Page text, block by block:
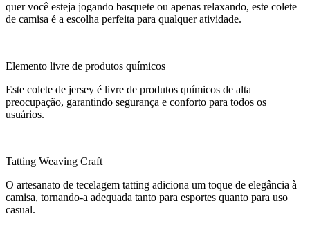
quer você esteja jogando basquete ou apenas relaxando, este colete
de camisa é a escolha perfeita para qualquer atividade.
Elemento livre de produtos químicos
Este colete de jersey é livre de produtos químicos de alta
preocupação, garantindo segurança e conforto para todos os
usuários.
Tatting Weaving Craft
O artesanato de tecelagem tatting adiciona um toque de elegância à
camisa, tornando-a adequada tanto para esportes quanto para uso
casual.